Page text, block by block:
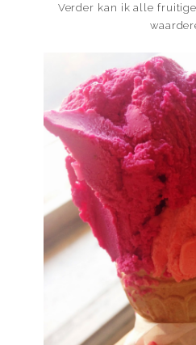
Verder kan ik alle